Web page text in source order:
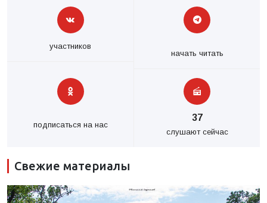
участников
начать читать
подписаться на нас
37
слушают сейчас
Свежие материалы